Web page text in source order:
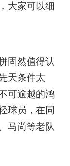
大家可以细
固然值得认
天条件太
可逾越的鸿
球员，在同
马尚等老队